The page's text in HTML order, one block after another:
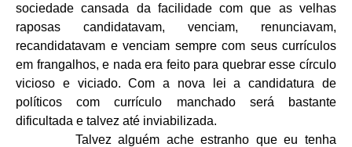
sociedade cansada da facilidade com que as velhas
raposas candidatavam, venciam, renunciavam,
recandidatavam e venciam sempre com seus currículos
em frangalhos, e nada era feito para quebrar esse círculo
vicioso e viciado. Com a nova lei a candidatura de
políticos com currículo manchado será bastante
dificultada e talvez até inviabilizada.
Talvez alguém ache estranho que eu tenha